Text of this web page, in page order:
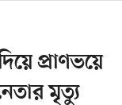
প্রাণভয়ে
মৃত্যু